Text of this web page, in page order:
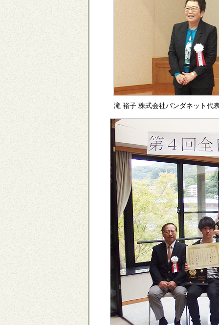
滝 裕子 株式会社パンダネット代